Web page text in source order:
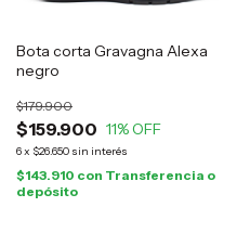
Bota corta Gravagna Alexa
negro
$159.900
$179.900
11% OFF
6x $26.650 sin interés
$143.910 con Transferencia o
depósito